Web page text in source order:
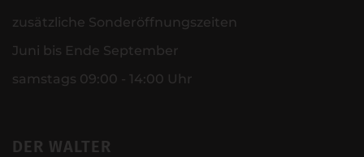
zusätzliche Sonderöffnungszeiten
Juni bis Ende September
samstags 09:00 - 14:00 Uhr
DER WALTER